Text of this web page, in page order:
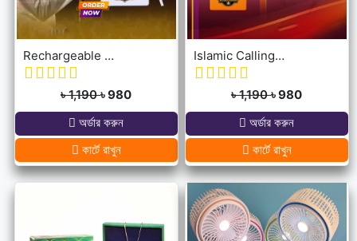
Rechargeable Dua Door Bell
৳ 1,190৳ 980
অর্ডার করুন
কার্টে রাখুন
Islamic Calling Bell
৳ 1,190৳ 980
অর্ডার করুন
কার্টে রাখুন